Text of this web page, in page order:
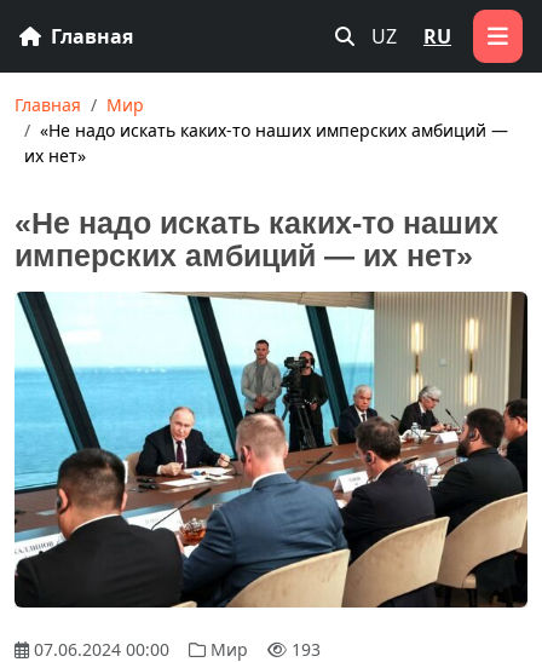
Главная UZ RU
Главная
Мир
«Не надо искать каких-то наших имперских амбиций —
их нет»
«Не надо искать каких-то наших
имперских амбиций — их нет»
07.06.2024 00:00 Мир 193